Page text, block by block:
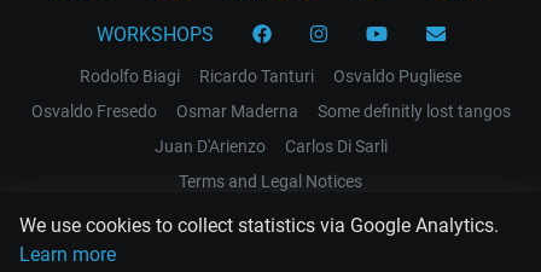
We use cookies to collect statistics via Google Analytics.
Learn more
WORKSHOPS
Rodolfo Biagi Ricardo Tanturi
Osvaldo Pugliese
Osvaldo Fresedo
Osmar Maderna
Some definitly lost tangos
Juan D'Arienzo
Carlos Di Sarli
Terms and Legal Notices